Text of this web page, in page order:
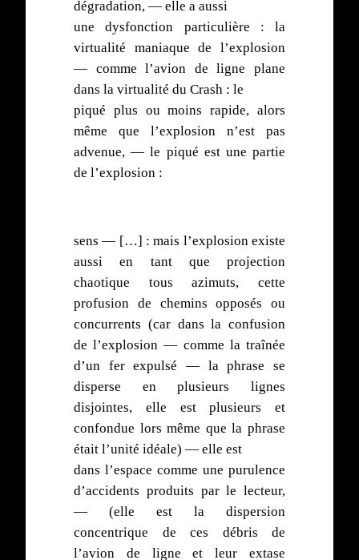
dégradation, — elle a aussi
une dysfonction particulière : la
virtualité maniaque de l’explosion
— comme l’avion de ligne plane
dans la virtualité du Crash : le
piqué plus ou moins rapide, alors
même que l’explosion n’est pas
advenue, — le piqué est une partie
de l’explosion :
sens — […] : mais l’explosion existe
aussi en tant que projection
chaotique tous azimuts, cette
profusion de chemins opposés ou
concurrents (car dans la confusion
de l’explosion — comme la traînée
d’un fer expulsé — la phrase se
disperse en plusieurs lignes
disjointes, elle est plusieurs et
confondue lors même que la phrase
était l’unité idéale) — elle est
dans l’espace comme une purulence
d’accidents produits par le lecteur,
— (elle est la dispersion
concentrique de ces débris de
l’avion de ligne et leur extase